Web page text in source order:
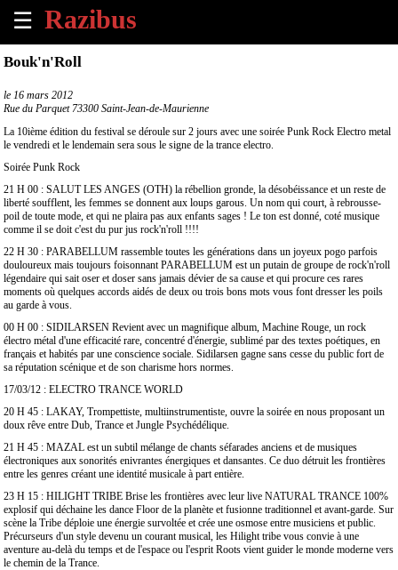
☰
×
Tous
les
évènements
à
venir
Annoncer
un
évènement
Contact
À
propos
Bouk'n'Roll
le 16 mars 2012
Rue du Parquet 73300 Saint-Jean-de-Maurienne
La 10ième édition du festival se déroule sur 2 jours avec une soirée Punk Rock Electro metal
le vendredi et le lendemain sera sous le signe de la trance electro.
Soirée Punk Rock
21 H 00 : SALUT LES ANGES (OTH) la rébellion gronde, la désobéissance et un reste de
liberté soufflent, les femmes se donnent aux loups garous. Un nom qui court, à rebrousse-
poil de toute mode, et qui ne plaira pas aux enfants sages ! Le ton est donné, coté musique
comme il se doit c'est du pur jus rock'n'roll !!!!
22 H 30 : PARABELLUM rassemble toutes les générations dans un joyeux pogo parfois
douloureux mais toujours foisonnant PARABELLUM est un putain de groupe de rock'n'roll
légendaire qui sait oser et doser sans jamais dévier de sa cause et qui procure ces rares
moments où quelques accords aidés de deux ou trois bons mots vous font dresser les poils
au garde à vous.
00 H 00 : SIDILARSEN Revient avec un magnifique album, Machine Rouge, un rock
électro métal d'une efficacité rare, concentré d'énergie, sublimé par des textes poétiques, en
français et habités par une conscience sociale. Sidilarsen gagne sans cesse du public fort de
sa réputation scénique et de son charisme hors normes.
17/03/12 : ELECTRO TRANCE WORLD
20 H 45 : LAKAY, Trompettiste, multiinstrumentiste, ouvre la soirée en nous proposant un
doux rêve entre Dub, Trance et Jungle Psychédélique.
21 H 45 : MAZAL est un subtil mélange de chants séfarades anciens et de musiques
électroniques aux sonorités enivrantes énergiques et dansantes. Ce duo détruit les frontières
entre les genres créant une identité musicale à part entière.
23 H 15 : HILIGHT TRIBE Brise les frontières avec leur live NATURAL TRANCE 100%
explosif qui déchaine les dance Floor de la planète et fusionne traditionnel et avant-garde. Sur
scène la Tribe déploie une énergie survoltée et crée une osmose entre musiciens et public.
Précurseurs d'un style devenu un courant musical, les Hilight tribe vous convie à une
aventure au-delà du temps et de l'espace ou l'esprit Roots vient guider le monde moderne vers
le chemin de la Trance.